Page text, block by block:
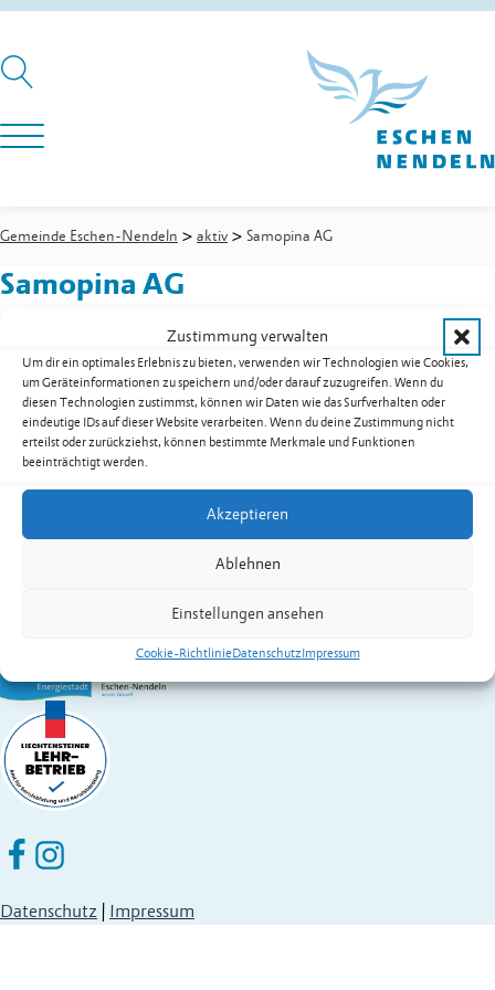
Zustimmung verwalten
Um dir ein optimales Erlebnis zu bieten, verwenden wir Technologien wie Cookies,
um Geräteinformationen zu speichern und/oder darauf zuzugreifen. Wenn du
diesen Technologien zustimmst, können wir Daten wie das Surfverhalten oder
eindeutige IDs auf dieser Website verarbeiten. Wenn du deine Zustimmung nicht
erteilst oder zurückziehst, können bestimmte Merkmale und Funktionen
beeinträchtigt werden.
Akzeptieren
Ablehnen
Einstellungen ansehen
Cookie-RichtlinieDatenschutzImpressum
Gemeinde Eschen-Nendeln > aktiv > Samopina AG
Samopina AG
Essanestrasse 91
9492Eschen
Kontakt:FischerNiels Siegfried
Wirtschaft A – Z
Gemeinde Eschen-Nendeln
St. Martins-Ring 2, 9492 Eschen
Fürstentum Liechtenstein
verwaltung@eschen.li
Eschen Nendeln auf Facebook
Eschen Nendeln auf Instagram
Datenschutz | Impressum